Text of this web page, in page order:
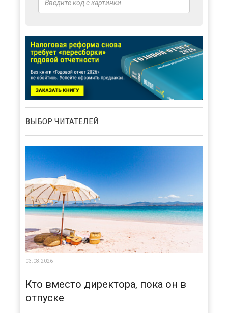
ВЫБОР ЧИТАТЕЛЕЙ
03.08.2026
Кто вместо директора, пока он в
отпуске